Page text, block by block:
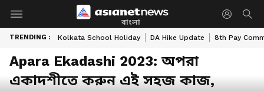
বাংলা
TRENDING : Kolkata School Holiday DA Hike Update 8th Pay
Apara Ekadashi 2023: অপরা
একাদশীতে করুন এই সহজ কাজ,